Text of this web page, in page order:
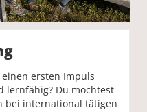
ersten Impuls
lernfähig? Du möchtest
bei international tätigen